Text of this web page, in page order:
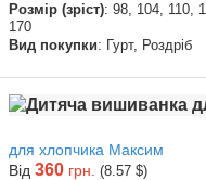
Розмір (зріст): 98, 104, 110,
170
Вид покупки: Гурт, Роздріб
для хлопчика Максим
Від 360 грн. (8.57 $)